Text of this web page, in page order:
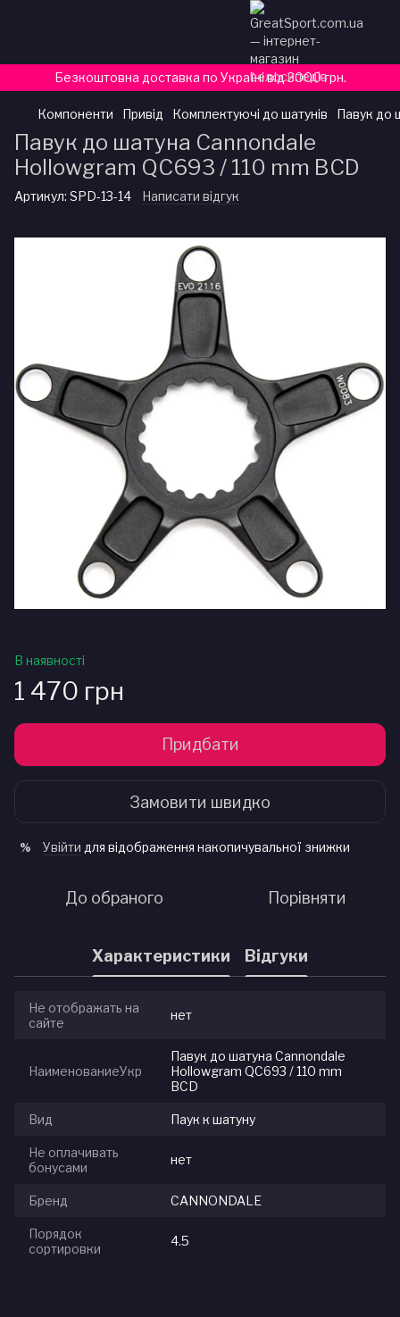
Безкоштовна доставка по Україні від 3000 грн.
Компоненти Привід Комплектуючі до шатунів Павук до
Павук до шатуна Cannondale
Hollowgram QC693 / 110 mm BCD
Артикул: SPD-13-14 Написати відгук
В наявності
1 470 грн
Придбати
Замовити швидко
% Увійти для відображення накопичувальної знижки
До обраного Порівняти
Характеристики Відгуки
Не отображать на
сайте
нет
НаименованиеУкр
Павук до шатуна Cannondale
Hollowgram QC693 / 110 mm
BCD
Вид Паук к шатуну
Не оплачивать
бонусами
нет
Бренд CANNONDALE
Порядок
сортировки
4.5